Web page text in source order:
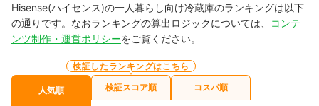
Hisense(ハイセンス)の一人暮らし向け冷蔵庫のランキングは以下
の通りです。なおランキングの算出ロジックについては、
コンテ
ンツ制作・運営ポリシーをご覧ください。
人気順
検証したランキングはこちら
検証スコア順 コスパ順